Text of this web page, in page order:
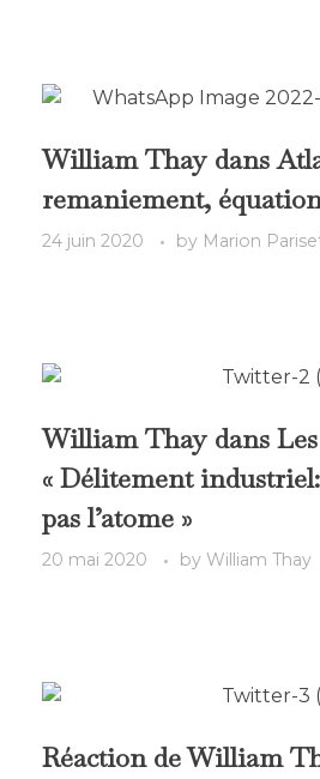
William Thay dans
remaniement,
24 juin 2020 by Marion
William Thay dans Les
« Délitement
pas l’atome »
20 mai 2020 by William Thay
Réaction de William